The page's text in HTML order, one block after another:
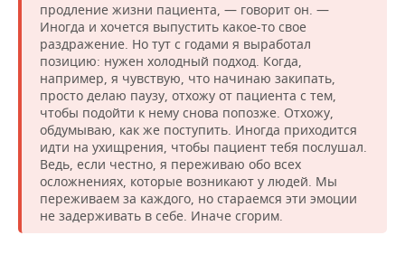
продление жизни пациента, — говорит он. —
Иногда и хочется выпустить какое-то свое
раздражение. Но тут с годами я выработал
позицию: нужен холодный подход. Когда,
например, я чувствую, что начинаю закипать,
просто делаю паузу, отхожу от пациента с тем,
чтобы подойти к нему снова попозже. Отхожу,
обдумываю, как же поступить. Иногда приходится
идти на ухищрения, чтобы пациент тебя послушал.
Ведь, если честно, я переживаю обо всех
осложнениях, которые возникают у людей. Мы
переживаем за каждого, но стараемся эти эмоции
не задерживать в себе. Иначе сгорим.